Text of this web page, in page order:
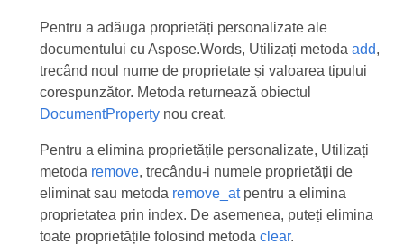
Pentru a adăuga proprietăți personalizate ale
documentului cu Aspose.Words, Utilizați metoda add,
trecând noul nume de proprietate și valoarea tipului
corespunzător. Metoda returnează obiectul
DocumentPropertynou creat.
Pentru a elimina proprietățile personalizate, Utilizați
metoda remove, trecându-i numele proprietății de
eliminat sau metoda remove_atpentru a elimina
proprietatea prin index. De asemenea, puteți elimina
toate proprietățile folosind metoda clear.